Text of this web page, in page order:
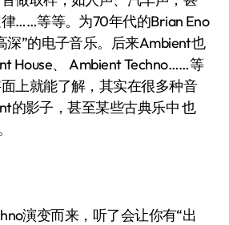
……等等。为70年代的Brian Eno
深”的电子音乐。后来Ambient也
House、 Ambient Techno……等
上就能了解，其实在很多种音
的影子，甚至某些古典乐中 也
演变而来，听了会让你有“出